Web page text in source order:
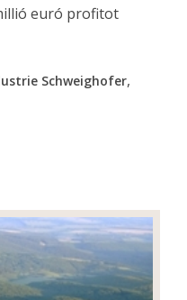
euró profitot
Schweighofer,